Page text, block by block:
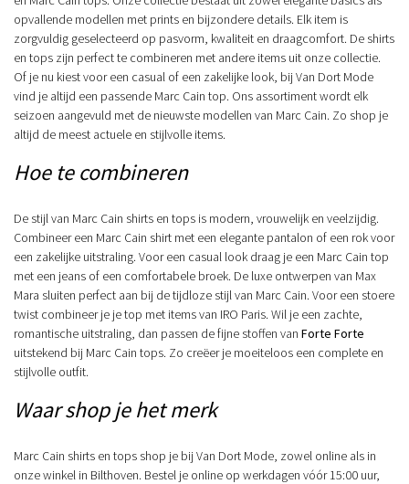
opvallende modellen met prints en bijzondere details. Elk item is
zorgvuldig geselecteerd op pasvorm, kwaliteit en draagcomfort. De shirts
en tops zijn perfect te combineren met andere items uit onze collectie.
Of je nu kiest voor een casual of een zakelijke look, bij Van Dort Mode
vind je altijd een passende Marc Cain top. Ons assortiment wordt elk
seizoen aangevuld met de nieuwste modellen van Marc Cain. Zo shop je
altijd de meest actuele en stijlvolle items.
Hoe te combineren
De stijl van Marc Cain shirts en tops is modern, vrouwelijk en veelzijdig.
Combineer een Marc Cain shirt met een elegante pantalon of een rok voor
een zakelijke uitstraling. Voor een casual look draag je een Marc Cain top
met een jeans of een comfortabele broek. De luxe ontwerpen van Max
Mara sluiten perfect aan bij de tijdloze stijl van Marc Cain. Voor een stoere
twist combineer je je top met items van IRO Paris. Wil je een zachte,
romantische uitstraling, dan passen de fijne stoffen van Forte Forte
uitstekend bij Marc Cain tops. Zo creëer je moeiteloos een complete en
stijlvolle outfit.
Waar shop je het merk
Marc Cain shirts en tops shop je bij Van Dort Mode, zowel online als in
onze winkel in Bilthoven. Bestel je online op werkdagen vóór 15:00 uur,